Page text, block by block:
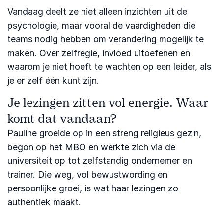
Vandaag deelt ze niet alleen inzichten uit de
psychologie, maar vooral de vaardigheden die
teams nodig hebben om verandering mogelijk te
maken. Over zelfregie, invloed uitoefenen en
waarom je niet hoeft te wachten op een leider, als
je er zelf één kunt zijn.
Je lezingen zitten vol energie. Waar
komt dat vandaan?
Pauline groeide op in een streng religieus gezin,
begon op het MBO en werkte zich via de
universiteit op tot zelfstandig ondernemer en
trainer. Die weg, vol bewustwording en
persoonlijke groei, is wat haar lezingen zo
authentiek maakt.